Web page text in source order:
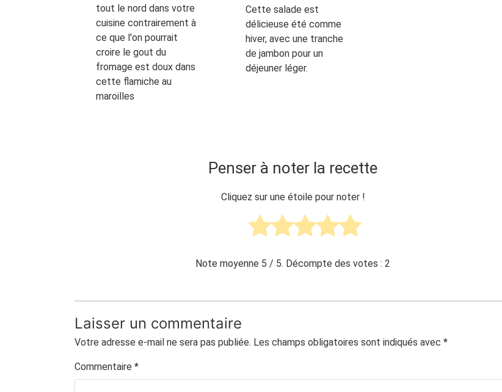
tout le nord dans votre
cuisine contrairement à
ce que l'on pourrait
croire le gout du
fromage est doux dans
cette flamiche au
maroilles
Cette salade est
délicieuse été comme
hiver, avec une tranche
de jambon pour un
déjeuner léger.
Penser à noter la recette
Cliquez sur une étoile pour noter !
Note moyenne 5 / 5. Décompte des votes : 2
Laisser un commentaire
Votre adresse e-mail ne sera pas publiée. Les champs obligatoires sont indiqués avec *
Commentaire *